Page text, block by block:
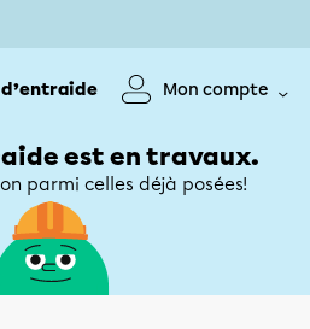
d’entraide Mon compte
est en travaux.
parmi celles déjà posées!